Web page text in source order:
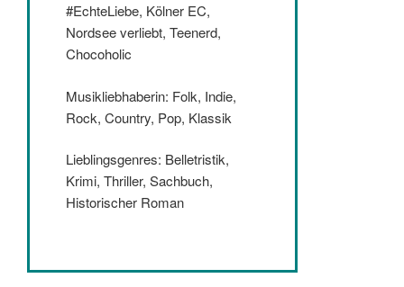
#EchteLiebe, Kölner EC,
Nordsee verliebt, Teenerd,
Chocoholic
Musikliebhaberin: Folk, Indie,
Rock, Country, Pop, Klassik
Lieblingsgenres: Belletristik,
Krimi, Thriller, Sachbuch,
Historischer Roman